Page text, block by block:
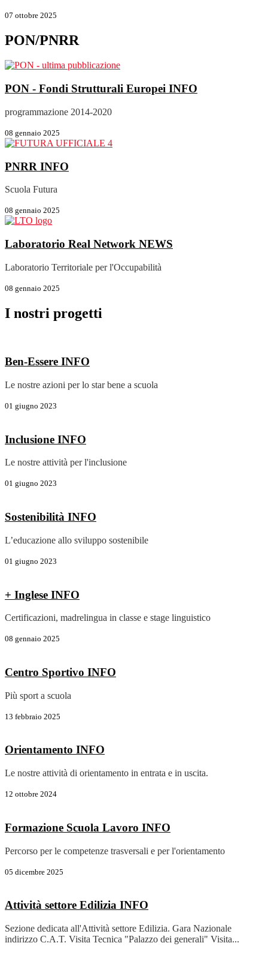
07 ottobre 2025
PON/PNRR
PON - Fondi Strutturali Europei INFO
programmazione 2014-2020
08 gennaio 2025
PNRR INFO
Scuola Futura
08 gennaio 2025
Laboratorio Real Network NEWS
Laboratorio Territoriale per l'Occupabilità
08 gennaio 2025
I nostri progetti
Ben-Essere INFO
Le nostre azioni per lo star bene a scuola
01 giugno 2023
Inclusione INFO
Le nostre attività per l'inclusione
01 giugno 2023
Sostenibilità INFO
L’educazione allo sviluppo sostenibile
01 giugno 2023
+ Inglese INFO
Certificazioni, madrelingua in classe e stage linguistico
08 gennaio 2025
Centro Sportivo INFO
Più sport a scuola
13 febbraio 2025
Orientamento INFO
Le nostre attività di orientamento in entrata e in uscita.
12 ottobre 2024
Formazione Scuola Lavoro INFO
Percorso per le competenze trasversali e per l'orientamento
05 dicembre 2025
Attività settore Edilizia INFO
Sezione dedicata all'Attività settore Edilizia. Gara Nazionale
indirizzo C.A.T. Visita Tecnica "Palazzo dei generali" Visita...